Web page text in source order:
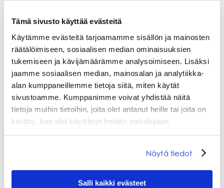
Tämä sivusto käyttää evästeitä
Käytämme evästeitä tarjoamamme sisällön ja mainosten
räätälöimiseen, sosiaalisen median ominaisuuksien
tukemiseen ja kävijämäärämme analysoimiseen. Lisäksi
jaamme sosiaalisen median, mainosalan ja analytiikka-
alan kumppaneillemme tietoja siitä, miten käytät
sivustoamme. Kumppanimme voivat yhdistää näitä
tietoja muihin tietoihin, joita olet antanut heille tai joita on
kerätty, kun olet käyttänyt heidän palvelujaan.
Näytä tiedot
Salli kaikki evästeet